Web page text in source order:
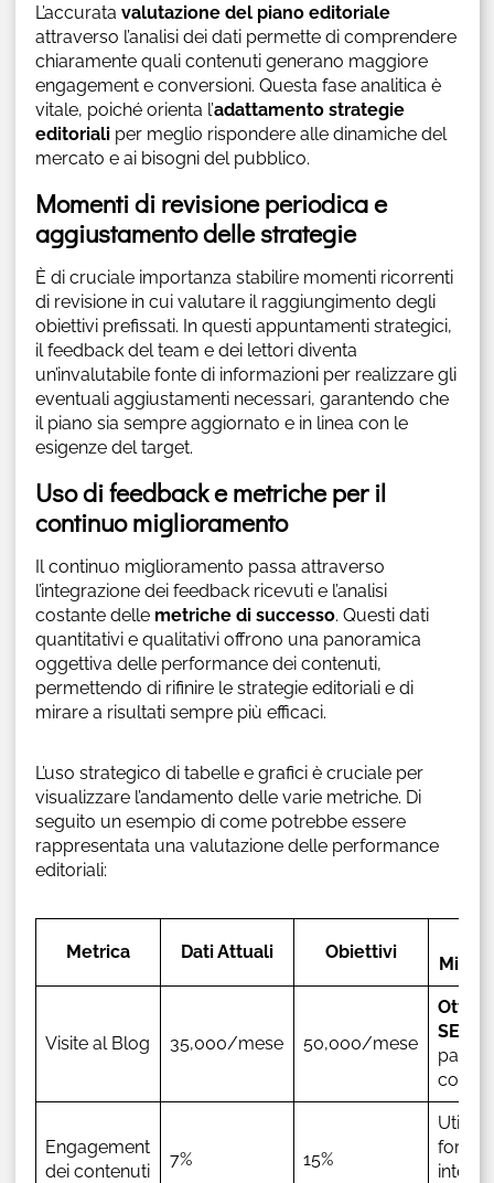
L’accurata valutazione del piano editoriale
attraverso l’analisi dei dati permette di comprendere
chiaramente quali contenuti generano maggiore
engagement e conversioni. Questa fase analitica è
vitale, poiché orienta l’adattamento strategie
editorialiper meglio rispondere alle dinamiche del
mercato e ai bisogni del pubblico.
Momenti di revisione periodica e
aggiustamento delle strategie
È di cruciale importanza stabilire momenti ricorrenti
di revisione in cui valutare il raggiungimento degli
obiettivi prefissati. In questi appuntamenti strategici,
il feedback del team e dei lettori diventa
un’invalutabile fonte di informazioni per realizzare gli
eventuali aggiustamenti necessari, garantendo che
il piano sia sempre aggiornato e in linea con le
esigenze del target.
Uso di feedback e metriche per il
continuo miglioramento
Il continuo miglioramento passa attraverso
l’integrazione dei feedback ricevuti e l’analisi
costante delle metriche di successo. Questi dati
quantitativi e qualitativi offrono una panoramica
oggettiva delle performance dei contenuti,
permettendo di rifinire le strategie editoriali e di
mirare a risultati sempre più efficaci.
L’uso strategico di tabelle e grafici è cruciale per
visualizzare l’andamento delle varie metriche. Di
seguito un esempio di come potrebbe essere
rappresentata una valutazione delle performance
editoriali:
Metrica Dati Attuali Obiettivi
Visite al Blog 35,000/mese 50,000/mese
SEO
con
Engagement
dei contenuti
7% 15%